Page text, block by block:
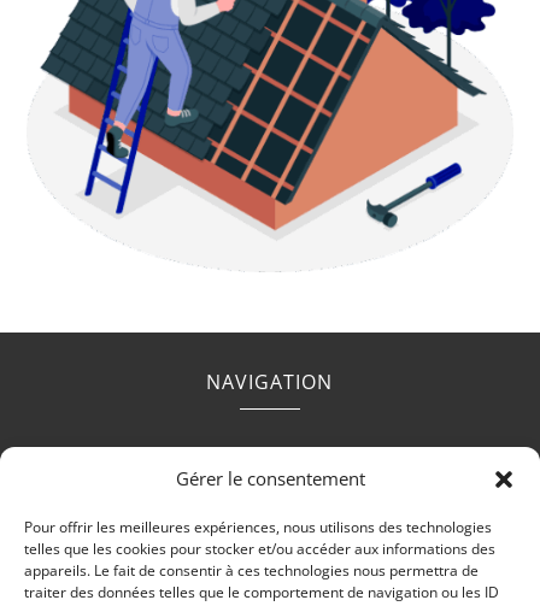
Gérer le consentement
Pour offrir les meilleures expériences, nous utilisons des technologies
telles que les cookies pour stocker et/ou accéder aux informations des
appareils. Le fait de consentir à ces technologies nous permettra de
traiter des données telles que le comportement de navigation ou les ID
NAVIGATION
Accueil Contact Mentions légales
Secteurs
Plan du site